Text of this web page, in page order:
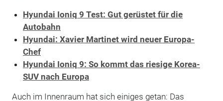
Hyundai Ioniq 9 Test: Gut gerüstet für die
Autobahn
Hyundai: Xavier Martinet wird neuer Europa-
Chef
Hyundai Ioniq 9: So kommt das riesige Korea-
SUV nach Europa
Auch im Innenraum hat sich einiges getan: Das